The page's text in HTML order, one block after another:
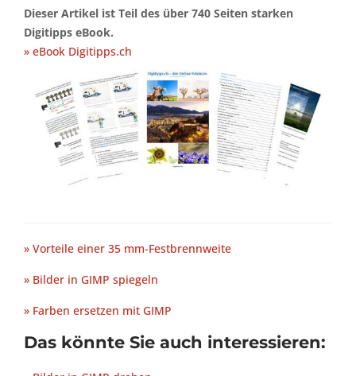
Dieser Artikel ist Teil des über 740 Seiten starken
Digitipps eBook.
» eBook Digitipps.ch
» Vorteile einer 35 mm-Festbrennweite
» Bilder in GIMP spiegeln
» Farben ersetzen mit GIMP
Das könnte Sie auch interessieren: